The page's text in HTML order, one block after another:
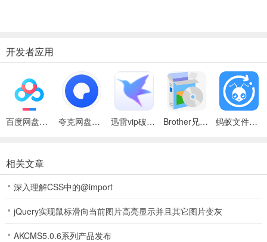
开发者应用
百度网盘绿色免安装Pc电脑版 夸克网盘官方正式版 迅雷vip破解版永久会员2024版 Brother兄弟 MFC-8480DN多功能一体机ISIS驱动 蚂蚁文件（数据恢复大师）
相关文章
深入理解CSS中的@import
jQuery实现鼠标滑向当前图片高亮显示并且其它图片变灰
AKCMS5.0.6系列产品发布